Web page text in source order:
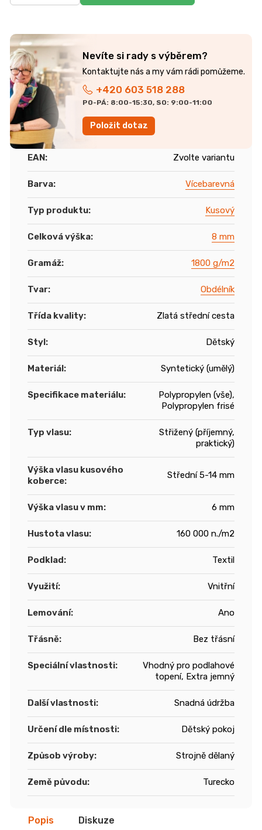
EAN: Zvolte variantu
Barva: Vícebarevná
Typ produktu: Kusový
Celková výška: 8 mm
Gramáž: 1800 g/m2
Tvar: Obdélník
Třída kvality: Zlatá střední cesta
Styl: Dětský
Materiál: Syntetický (umělý)
Specifikace materiálu:
Polypropylen (vše),
Polypropylen frisé
Typ vlasu:
Střižený (příjemný,
praktický)
Výška vlasu kusového
koberce:
Střední 5-14 mm
Výška vlasu v mm: 6 mm
Hustota vlasu: 160 000 n./m2
Podklad: Textil
Využití: Vnitřní
Lemování: Ano
Třásně: Bez třásní
Speciální vlastnosti:
Vhodný pro podlahové
topení, Extra jemný
Další vlastnosti: Snadná údržba
Určení dle místnosti: Dětský pokoj
Způsob výroby: Strojně dělaný
Země původu: Turecko
Nevíte si rady s výběrem?
+420 603 518 288
PO-PÁ: 8:00-15:30, SO: 9:00-11:00
Položit dotaz
Popis Diskuze